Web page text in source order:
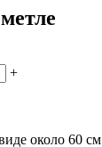
+
около 60 см